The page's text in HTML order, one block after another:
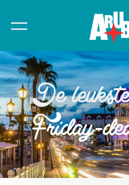
De
Friday-